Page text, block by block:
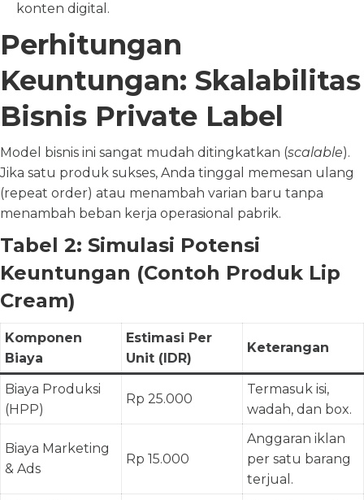
konten digital.
Perhitungan
Keuntungan: Skalabilitas
Bisnis Private Label
Model bisnis ini sangat mudah ditingkatkan (scalable).
Jika satu produk sukses, Anda tinggal memesan ulang
(repeat order) atau menambah varian baru tanpa
menambah beban kerja operasional pabrik.
Tabel 2: Simulasi Potensi
Keuntungan (Contoh Produk Lip
Cream)
Komponen
Biaya
Estimasi Per
Unit (IDR)
Keterangan
Biaya Produksi
(HPP)
Rp 25.000
Termasuk isi,
wadah, dan box.
Biaya Marketing
& Ads
Rp 15.000
Anggaran iklan
per satu barang
terjual.